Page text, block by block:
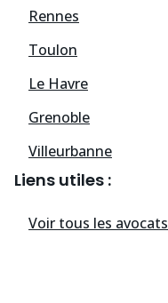
Rennes
Toulon
Le Havre
Grenoble
Villeurbanne
Liens utiles :
Voir tous les avocats